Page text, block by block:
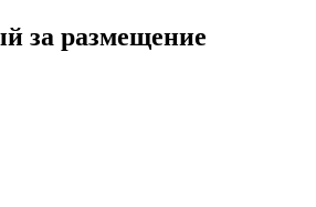
за размещение